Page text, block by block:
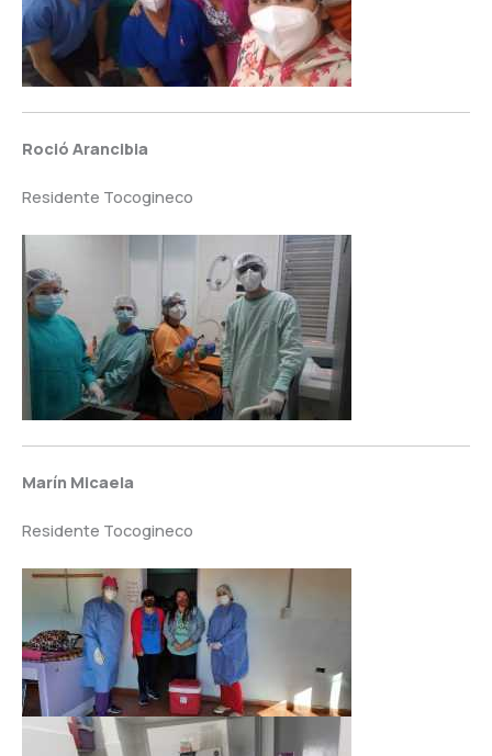
Roció Arancibia
Residente Tocogineco
Marín Micaela
Residente Tocogineco